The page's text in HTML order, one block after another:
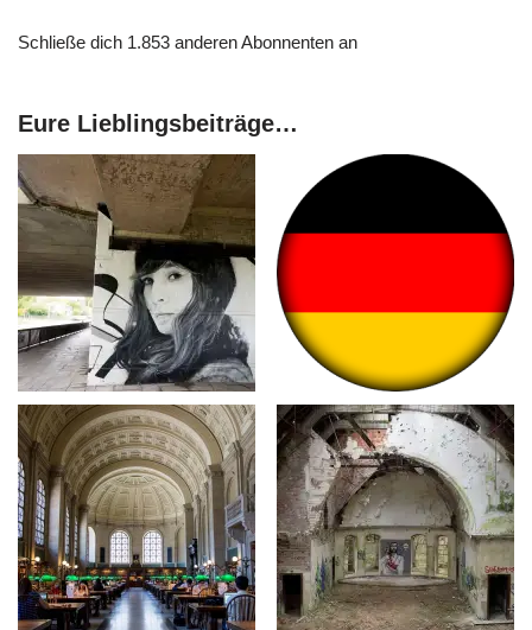
Schließe dich 1.853 anderen Abonnenten an
Eure Lieblingsbeiträge…